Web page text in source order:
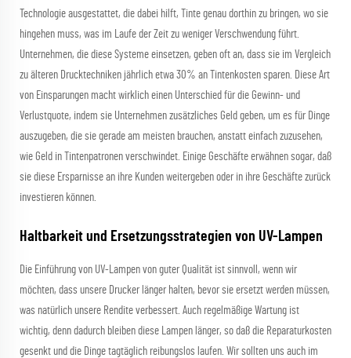
Technologie ausgestattet, die dabei hilft, Tinte genau dorthin zu bringen, wo sie
hingehen muss, was im Laufe der Zeit zu weniger Verschwendung führt.
Unternehmen, die diese Systeme einsetzen, geben oft an, dass sie im Vergleich
zu älteren Drucktechniken jährlich etwa 30% an Tintenkosten sparen. Diese Art
von Einsparungen macht wirklich einen Unterschied für die Gewinn- und
Verlustquote, indem sie Unternehmen zusätzliches Geld geben, um es für Dinge
auszugeben, die sie gerade am meisten brauchen, anstatt einfach zuzusehen,
wie Geld in Tintenpatronen verschwindet. Einige Geschäfte erwähnen sogar, daß
sie diese Ersparnisse an ihre Kunden weitergeben oder in ihre Geschäfte zurück
investieren können.
Haltbarkeit und Ersetzungsstrategien von UV-Lampen
Die Einführung von UV-Lampen von guter Qualität ist sinnvoll, wenn wir
möchten, dass unsere Drucker länger halten, bevor sie ersetzt werden müssen,
was natürlich unsere Rendite verbessert. Auch regelmäßige Wartung ist
wichtig, denn dadurch bleiben diese Lampen länger, so daß die Reparaturkosten
gesenkt und die Dinge tagtäglich reibungslos laufen. Wir sollten uns auch im